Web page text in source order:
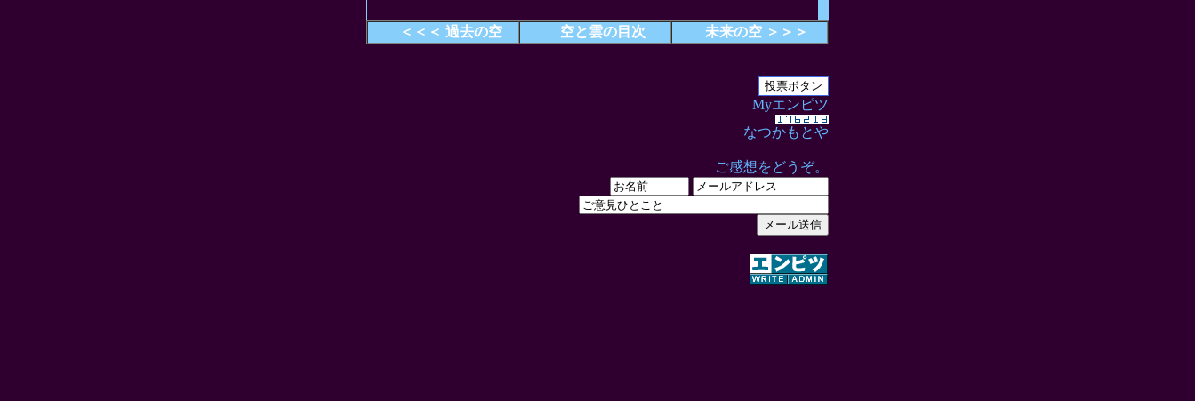
＜＜＜ 過去の空 空と雲の目次 未来の空 ＞＞＞
Myエンピツ
なつかもとや
ご感想をどうぞ。